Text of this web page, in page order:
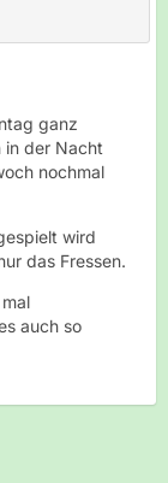
ganz
der Nacht
nochmal
wird
das Fressen.
auch so